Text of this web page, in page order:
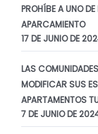
PROHÍBE A UNO
APARCAMIENTO
17 DE JUNIO DE
LAS
MODIFICAR SUS
APARTAMENTOS
7 DE JUNIO DE